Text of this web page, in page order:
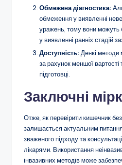
Обмежена діагностика:
обмеження у виявленні
уражень, тому вони можуть
у виявленні ранніх стадій
Доступність: Деякі методи
за рахунок меншої вартості
підготовці.
Заключні
Отже, як перевірити кишечник без
залишається актуальним
зваженого підходу та
лікарями. Використання
інвазивних методів може